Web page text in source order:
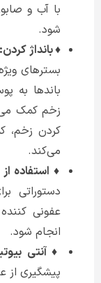
با آب و
شود.
♦ بانداژ کردن:
بسترهای
باندها به
زخم کمک
کردن زخم،
می‌کند.
♦ استفاده
دستوراتی
عفونی
انجام شود.
♦ آنتی
پیشگیری از